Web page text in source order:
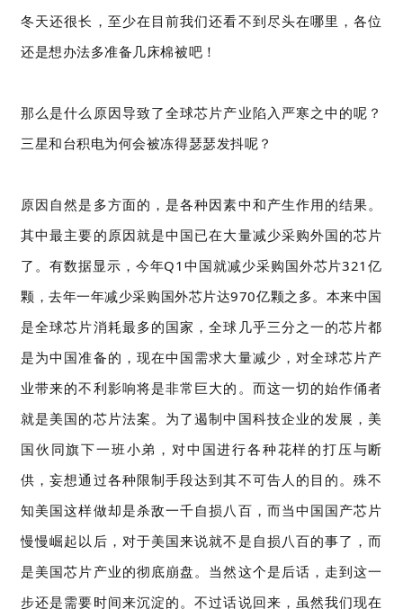
冬天还很长，至少在目前我们还看不到尽头在哪里，各位
还是想办法多准备几床棉被吧！
那么是什么原因导致了全球芯片产业陷入严寒之中的呢？
三星和台积电为何会被冻得瑟瑟发抖呢？
原因自然是多方面的，是各种因素中和产生作用的结果。
其中最主要的原因就是中国已在大量减少采购外国的芯片
了。有数据显示，今年Q1中国就减少采购国外芯片321亿
颗，去年一年减少采购国外芯片达970亿颗之多。本来中国
是全球芯片消耗最多的国家，全球几乎三分之一的芯片都
是为中国准备的，现在中国需求大量减少，对全球芯片产
业带来的不利影响将是非常巨大的。而这一切的始作俑者
就是美国的芯片法案。为了遏制中国科技企业的发展，美
国伙同旗下一班小弟，对中国进行各种花样的打压与断
供，妄想通过各种限制手段达到其不可告人的目的。殊不
知美国这样做却是杀敌一千自损八百，而当中国国产芯片
慢慢崛起以后，对于美国来说就不是自损八百的事了，而
是美国芯片产业的彻底崩盘。当然这个是后话，走到这一
步还是需要时间来沉淀的。不过话说回来，虽然我们现在